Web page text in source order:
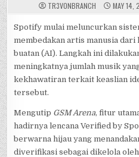
TR3V0NBRANCH MAY 14,
Spotify mulai meluncurkan
membedakan artis manusia
buatan (AI). Langkah ini
meningkatnya jumlah musik
kekhawatiran terkait keaslian
tersebut.
Mengutip GSM Arena, fitur
hadirnya lencana Verified by
berwarna hijau yang
diverifikasi sebagai dikelola